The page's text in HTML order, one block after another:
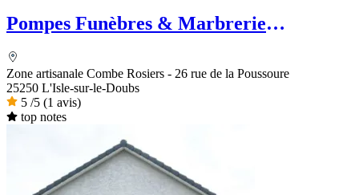
Pompes Funèbres & Marbrerie
Zone artisanale Combe Rosiers - 26 rue de la Poussoure
25250 L'Isle-sur-le-Doubs
5 /5 (1 avis)
top notes